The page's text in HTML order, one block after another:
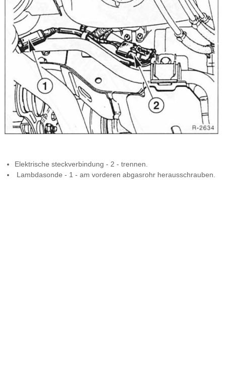
Elektrische steckverbindung - 2 - trennen.
Lambdasonde - 1 - am vorderen abgasrohr herausschrauben.